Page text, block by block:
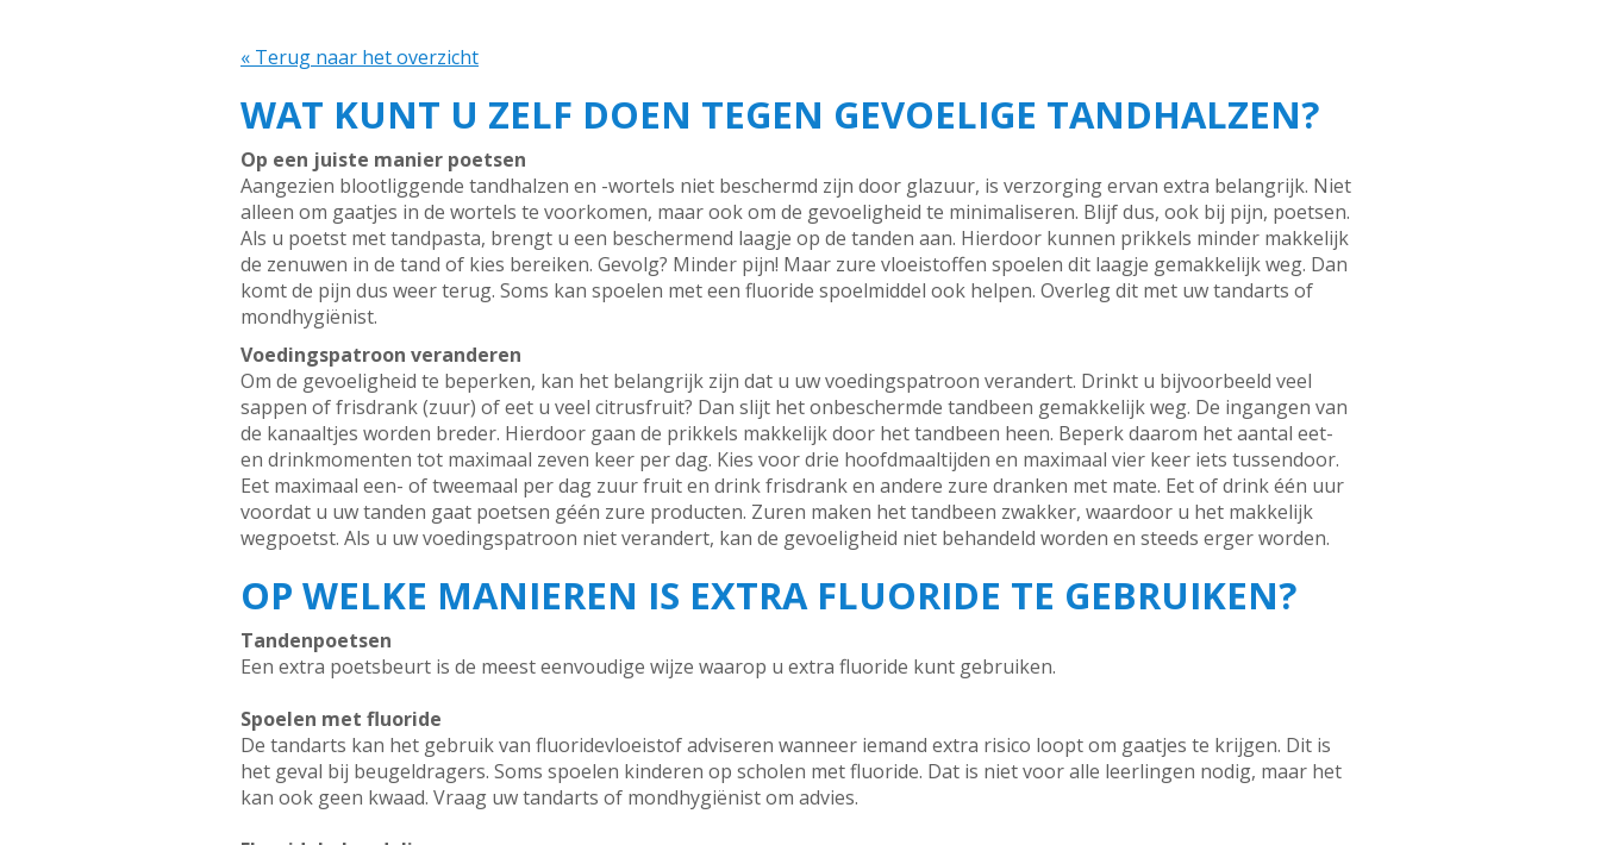
« Terug naar het overzicht
WAT KUNT U ZELF DOEN TEGEN GEVOELIGE TANDHALZEN?
Op een juiste manier poetsen
Aangezien blootliggende tandhalzen en -wortels niet beschermd zijn door glazuur, is verzorging ervan extra belangrijk. Niet
alleen om gaatjes in de wortels te voorkomen, maar ook om de gevoeligheid te minimaliseren. Blijf dus, ook bij pijn, poetsen.
Als u poetst met tandpasta, brengt u een beschermend laagje op de tanden aan. Hierdoor kunnen prikkels minder makkelijk
de zenuwen in de tand of kies bereiken. Gevolg? Minder pijn! Maar zure vloeistoffen spoelen dit laagje gemakkelijk weg. Dan
komt de pijn dus weer terug. Soms kan spoelen met een fluoride spoelmiddel ook helpen. Overleg dit met uw tandarts of
mondhygiënist.
Voedingspatroon veranderen
Om de gevoeligheid te beperken, kan het belangrijk zijn dat u uw voedingspatroon verandert. Drinkt u bijvoorbeeld veel
sappen of frisdrank (zuur) of eet u veel citrusfruit? Dan slijt het onbeschermde tandbeen gemakkelijk weg. De ingangen van
de kanaaltjes worden breder. Hierdoor gaan de prikkels makkelijk door het tandbeen heen. Beperk daarom het aantal eet-
en drinkmomenten tot maximaal zeven keer per dag. Kies voor drie hoofdmaaltijden en maximaal vier keer iets tussendoor.
Eet maximaal een- of tweemaal per dag zuur fruit en drink frisdrank en andere zure dranken met mate. Eet of drink één uur
voordat u uw tanden gaat poetsen géén zure producten. Zuren maken het tandbeen zwakker, waardoor u het makkelijk
wegpoetst. Als u uw voedingspatroon niet verandert, kan de gevoeligheid niet behandeld worden en steeds erger worden.
OP WELKE MANIEREN IS EXTRA FLUORIDE TE GEBRUIKEN?
Tandenpoetsen
Een extra poetsbeurt is de meest eenvoudige wijze waarop u extra fluoride kunt gebruiken.
Spoelen met fluoride
De tandarts kan het gebruik van fluoridevloeistof adviseren wanneer iemand extra risico loopt om gaatjes te krijgen. Dit is
het geval bij beugeldragers. Soms spoelen kinderen op scholen met fluoride. Dat is niet voor alle leerlingen nodig, maar het
kan ook geen kwaad. Vraag uw tandarts of mondhygiënist om advies.